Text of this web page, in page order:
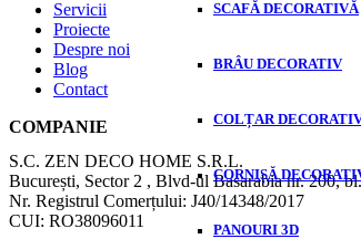
SCAFĂ DECORATIVĂ
BRÂU DECORATIV
COLȚAR
CORNIȘĂ
PANOURI 3D
Servicii
Proiecte
Despre noi
Blog
Contact
COMPANIE
S.C. ZEN DECO HOME S.R.L.
București, Sector 2 , Blvd-ul Basarabia nr. 200,
Nr. Registrul Comerțului: J40/14348/2017
CUI: RO38096011